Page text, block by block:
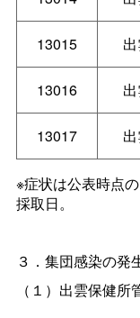
13015
13016
13017
※症状は公表時点
採取日。
３．集団感染の発
（１）出雲保健所